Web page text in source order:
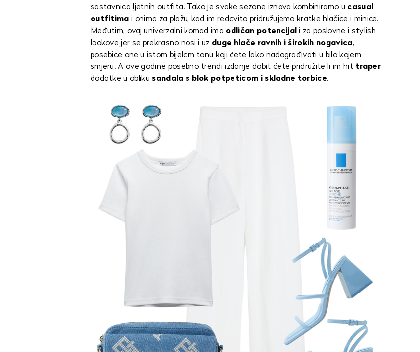
sastavnica ljetnih outfita. Tako je svake sezone iznova kombiniramo u casual
outfitima i onima za plažu, kad im redovito pridružujemo kratke hlačice i minice.
Međutim, ovaj univerzalni komad ima odličan potencijal i za poslovne i stylish
lookove jer se prekrasno nosi i uz duge hlače ravnih i širokih nogavica,
posebice one u istom bijelom tonu koji ćete lako nadograđivati u bilo kojem
smjeru. A ove godine posebno trendi izdanje dobit ćete pridružite li im hit traper
dodatke u obliku sandala s blok potpeticom i skladne torbice.